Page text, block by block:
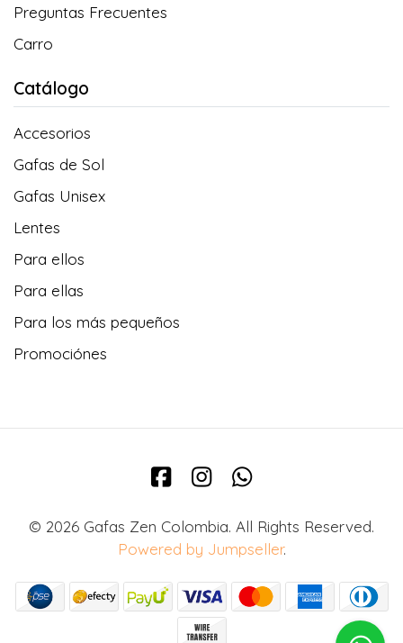
Preguntas Frecuentes
Carro
Catálogo
Accesorios
Gafas de Sol
Gafas Unisex
Lentes
Para ellos
Para ellas
Para los más pequeños
Promociónes
© 2026 Gafas Zen Colombia. All Rights Reserved.
Powered by Jumpseller.